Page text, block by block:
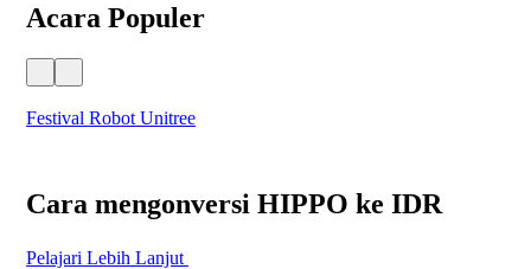
Acara Populer
Festival Robot Unitree
Cara mengonversi HIPPO ke IDR
Pelajari Lebih Lanjut